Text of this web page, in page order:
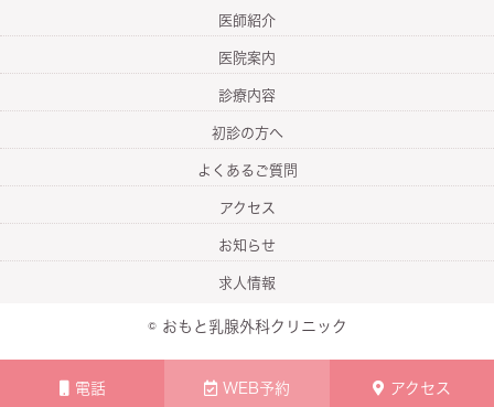
電話 WEB予約 アクセス
医師紹介
医院案内
診療内容
初診の方へ
よくあるご質問
アクセス
お知らせ
求人情報
© おもと乳腺外科クリニック